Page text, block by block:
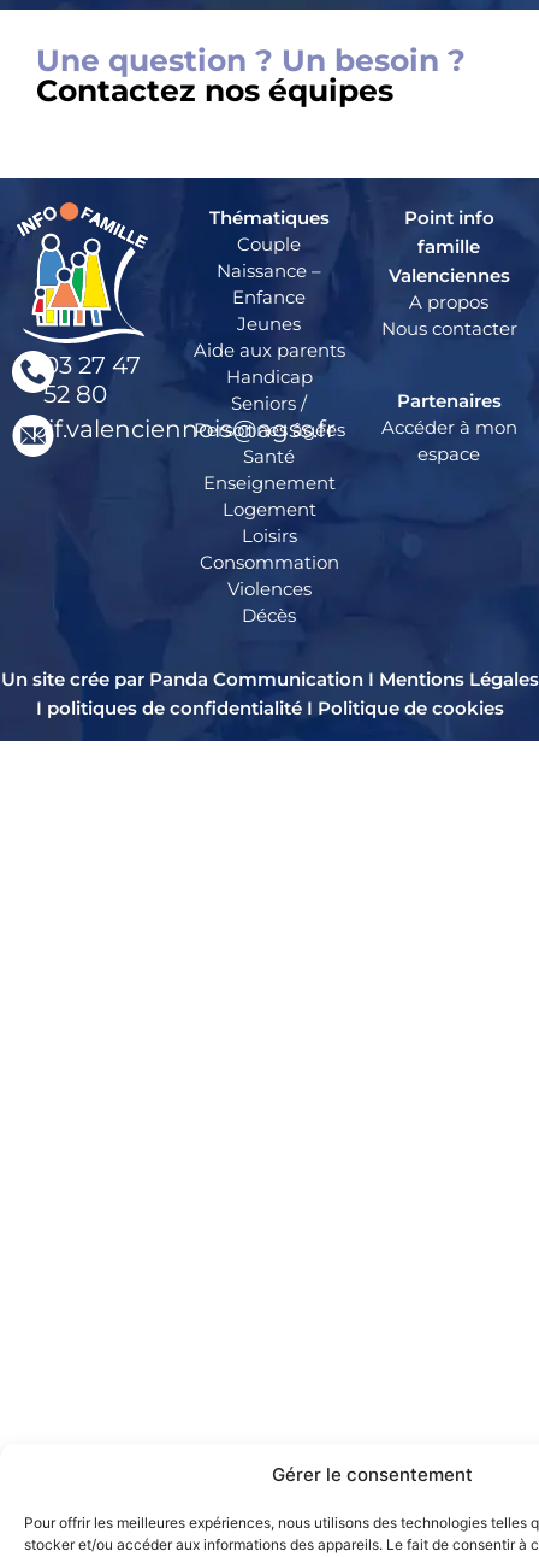
Gérer le consentement
Pour offrir les meilleures expériences, nous utilisons des technologies telles
stocker et/ou accéder aux informations des appareils. Le fait de consentir à
Une question ? Un besoin ?
Contactez nos équipes
03 27 47
52 80
pif.valenciennois@agss.fr
Thématiques
Couple
Naissance –
Enfance
Jeunes
Aide aux parents
Handicap
Seniors /
Personnes âgées
Santé
Enseignement
Logement
Loisirs
Consommation
Violences
Décès
Point info
famille
Valenciennes
A propos
Nous contacter
Partenaires
Accéder à mon
espace
Un site crée par Panda Communication I Mentions Légales
I politiques de confidentialitéI Politique de cookies